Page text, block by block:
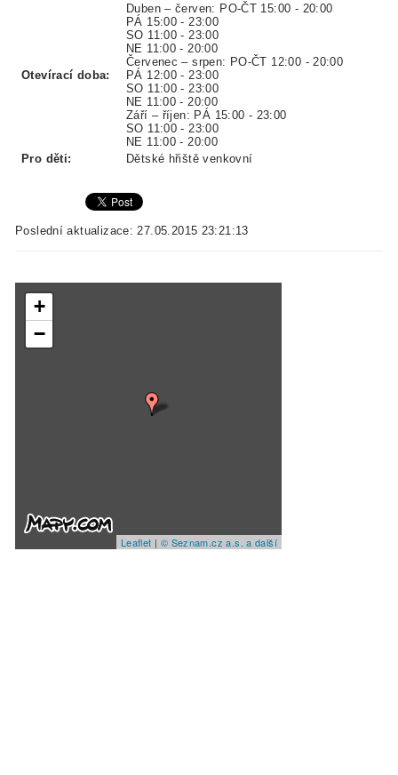
Otevírací doba:
Duben – červen: PO-ČT 15:00 - 20:00
PÁ 15:00 - 23:00
SO 11:00 - 23:00
NE 11:00 - 20:00
Červenec – srpen: PO-ČT 12:00 - 20:00
PÁ 12:00 - 23:00
SO 11:00 - 23:00
NE 11:00 - 20:00
Září – říjen: PÁ 15:00 - 23:00
SO 11:00 - 23:00
NE 11:00 - 20:00
Pro děti:
Dětské hřiště venkovní
Poslední aktualizace: 27.05.2015 23:21:13
+
−
Leaflet | © Seznam.cz a.s. a další